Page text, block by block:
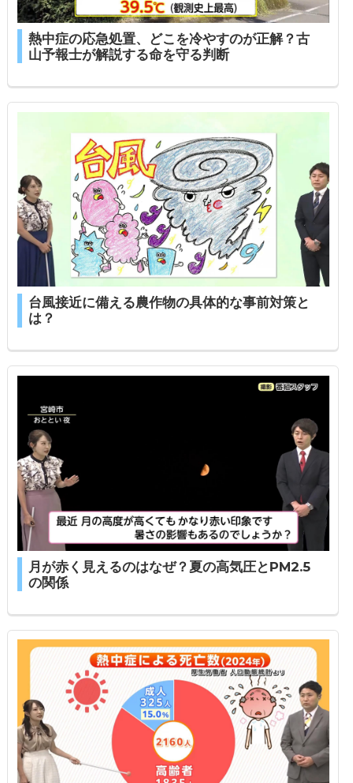
熱中症の応急処置、どこを冷やすのが正解？古
山予報士が解説する命を守る判断
台風接近に備える農作物の具体的な事前対策と
は？
月が赤く見えるのはなぜ？夏の高気圧とPM2.5
の関係